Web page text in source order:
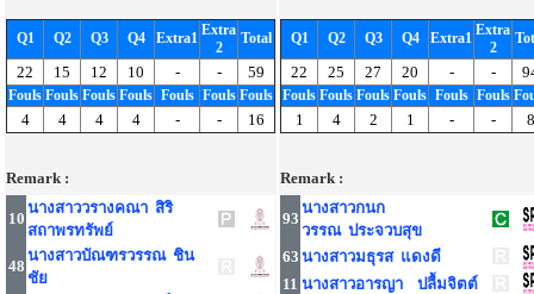
Q1 Q2 Q3 Q4 Extra1 Extra
2
Total
22 15 12 10 - - 59
Fouls Fouls Fouls Fouls Fouls Fouls Fouls
4 4 4 4 - - 16
Remark :
10
นางสาววรางคณา สิริ
สถาพรทรัพย์
48
นางสาวบัณฑรวรรณ ชิน
ชัย
Q1 Q2 Q3 Q4 Extra1 Extra
2
22 25 27 20 - -
Fouls Fouls Fouls Fouls Fouls Fouls
1 4 2 1 - - 8
Remark :
93
นางสาวกนก
วรรณ ประจวบสุข
63 นางสาวมธุรส แดงดี
11 นางสาวอารญา ปลื้มจิตต์